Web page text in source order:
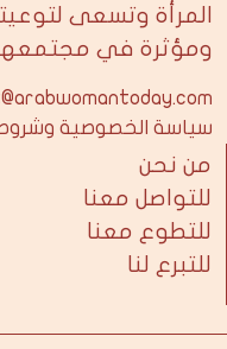
المرأة وتسعى
ومؤثرة في
سياسة الخصوصية
من نحن
للتواصل معنا
للتطوع معنا
للتبرع لنا